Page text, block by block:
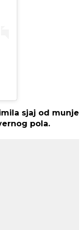
sjaj od munje
pola.